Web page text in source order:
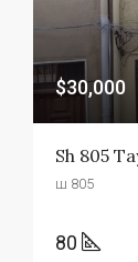
$30,000
Sh 805
ш 805
80